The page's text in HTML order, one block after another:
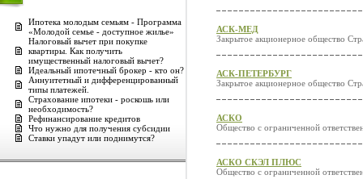
Ипотека молодым семьям - Программа
«Молодой семье - доступное жилье»
Налоговый вычет при покупке
квартиры. Как получить
имущественный налоговый вычет?
Идеальный ипотечный брокер - кто он?
Аннуитетный и дифференцированный
типы платежей.
Страхование ипотеки - роскошь или
необходимость?
Рефинансирование кредитов
Что нужно для получения субсидии
Ставки упадут или поднимутся?
АСК-МЕД
Закрытое акционерное общество
АСК-ПЕТЕРБУРГ
Закрытое акционерное общество
АСКО
Общество с ограниченной
АСКО СКЭЛ ПЛЮС
Общество с ограниченной